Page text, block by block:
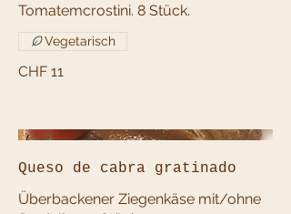
Tomatemcrostini. 8 Stück.
CHF 11
Vegetarisch
Queso de cabra gratinado
Überbackener Ziegenkäse mit/ohne